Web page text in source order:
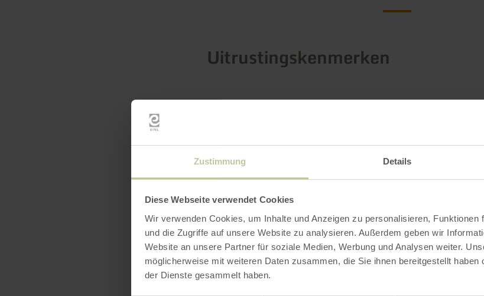
Zustimmung Details
Diese Webseite verwendet Cookies
Wir verwenden Cookies, um Inhalte und Anzeigen zu personalisieren,
und die Zugriffe auf unsere Website zu analysieren. Außerdem geben wir
Website an unsere Partner für soziale Medien, Werbung und Analysen weiter.
möglicherweise mit weiteren Daten zusammen, die Sie ihnen bereitgestellt
der Dienste gesammelt haben.
Uitrustingskenmerken